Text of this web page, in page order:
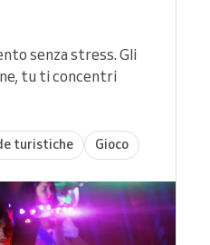
senza stress. Gli
tu ti concentri
turistiche Gioco